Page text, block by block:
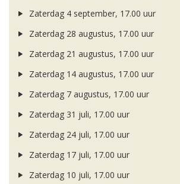
Zaterdag 4 september, 17.00 uur
Zaterdag 28 augustus, 17.00 uur
Zaterdag 21 augustus, 17.00 uur
Zaterdag 14 augustus, 17.00 uur
Zaterdag 7 augustus, 17.00 uur
Zaterdag 31 juli, 17.00 uur
Zaterdag 24 juli, 17.00 uur
Zaterdag 17 juli, 17.00 uur
Zaterdag 10 juli, 17.00 uur